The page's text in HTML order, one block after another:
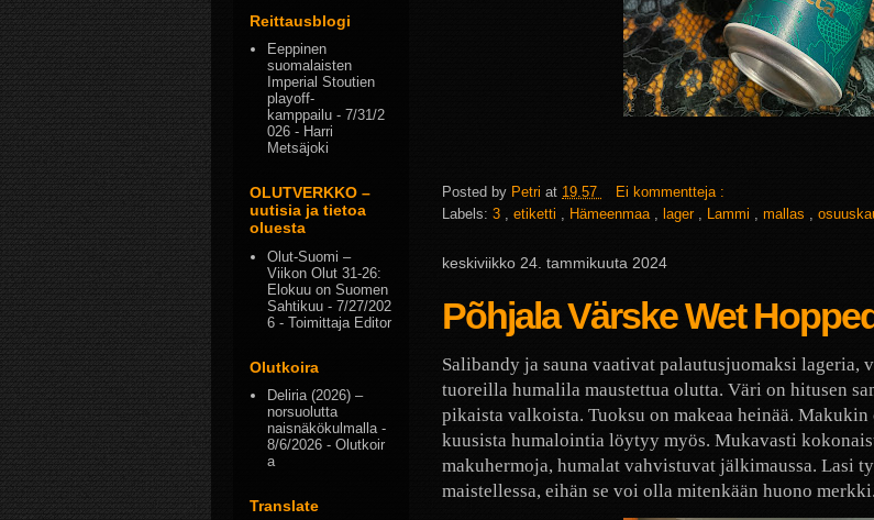
Posted by Petri at 19.57
Ei kommentteja :
Labels: 3 etiketti Hämeenmaa lager Lammi mallas
keskiviikko 24. tammikuuta 2024
Põhjala Värske Wet
Salibandy ja sauna vaativat palautusjuomaksi lageria,
tuoreilla humalila maustettua olutta. Väri on hitusen
pikaista valkoista. Tuoksu on makeaa heinää. Makukin
kuusista humalointia löytyy myös. Mukavasti
makuhermoja, humalat vahvistuvat jälkimaussa. Lasi
maistellessa, eihän se voi olla mitenkään huono
Reittausblogi
Eeppinen
suomalaisten
Imperial Stoutien
playoff-
kamppailu - 7/31/2
026 - Harri
Metsäjoki
OLUTVERKKO –
uutisia ja tietoa
oluesta
Olut-Suomi –
Viikon Olut 31-26:
Elokuu on Suomen
Sahtikuu - 7/27/202
6 - Toimittaja Editor
Olutkoira
Deliria (2026) –
norsuolutta
naisnäkökulmalla-
8/6/2026 - Olutkoir
a
Translate